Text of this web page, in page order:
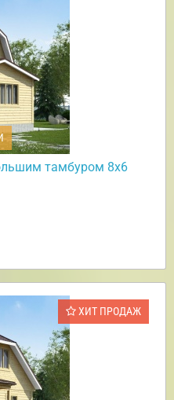
тамбуром 8х6
ХИТ ПРОДАЖ